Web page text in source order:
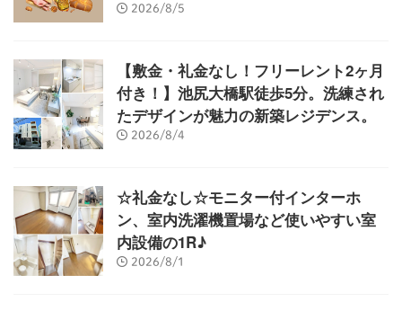
2026/8/5
【敷金・礼金なし！フリーレント2ヶ月
付き！】池尻大橋駅徒歩5分。洗練され
たデザインが魅力の新築レジデンス。
2026/8/4
☆礼金なし☆モニター付インターホ
ン、室内洗濯機置場など使いやすい室
内設備の1R♪
2026/8/1